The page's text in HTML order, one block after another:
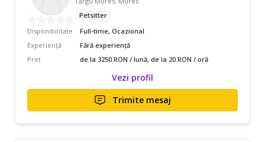
Petsitter
Disponibilitate
Full-time, Ocazional
Experiență
Fără experiență
Preț
de la 3250 RON / lună, de la 20 RON / oră
Vezi profil
Trimite mesaj